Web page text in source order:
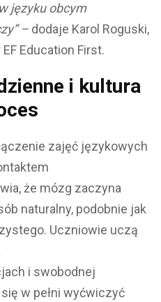
języku obcym
– dodaje Karol Roguski,
Education First.
i kultura
zajęć językowych
że mózg zaczyna
naturalny, podobnie jak
Uczniowie uczą
i swobodnej
w pełni wyćwiczyć